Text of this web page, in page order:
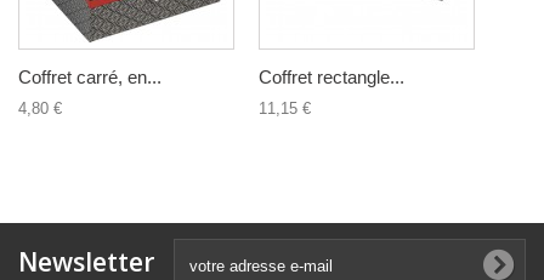
Coffret carré, en...
4,80 €
Coffret rectangle...
11,15 €
Newsletter